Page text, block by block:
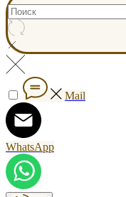
Mail
WhatsApp